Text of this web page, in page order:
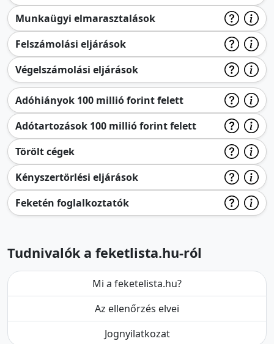
Munkaügyi elmarasztalások
Felszámolási eljárások
Végelszámolási eljárások
Adóhiányok 100 millió forint felett
Adótartozások 100 millió forint felett
Törölt cégek
Kényszertörlési eljárások
Feketén foglalkoztatók
Tudnivalók a feketlista.hu-ról
Mi a feketelista.hu?
Az ellenőrzés elvei
Jognyilatkozat